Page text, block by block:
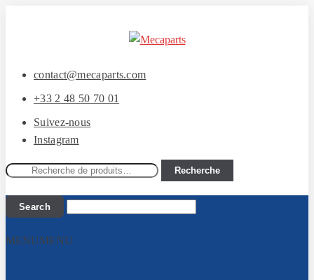
contenucontact@mecaparts.com
+33 2 48 50 70 01
Suivez-nous
Instagram
Recherche
Recherche
MENUMENU